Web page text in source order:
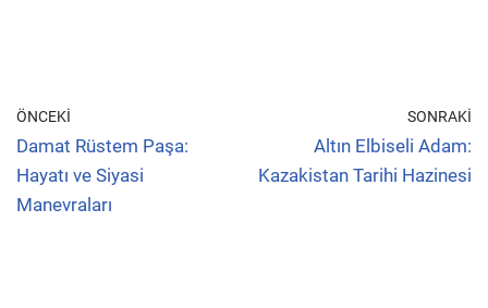
ÖNCEKI
Damat Rüstem Paşa:
Hayatı ve Siyasi
Manevraları
SONRAKI
Altın Elbiseli Adam:
Kazakistan Tarihi Hazinesi